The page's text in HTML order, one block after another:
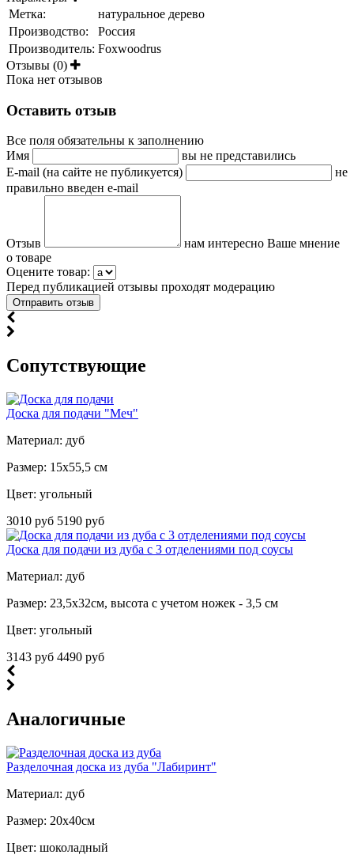
Метка:
натуральное дерево
Производство:
Россия
Производитель: Foxwoodrus
Отзывы (0)
Пока нет отзывов
Оставить отзыв
Все поля обязательны к заполнению
Имя
вы не представились
E-mail (на сайте не публикуется)
не
правильно введен e-mail
Отзыв
нам интересно Ваше мнение
о товаре
Оцените товар:
Перед публикацией отзывы проходят модерацию
Cопутствующие
Доска для подачи "Меч"
Материал: дуб
Размер: 15х55,5 см
Цвет: угольный
3010 руб 5190 руб
Доска для подачи из дуба с 3 отделениями под соусы
Материал: дуб
Размер: 23,5х32см, высота с учетом ножек - 3,5 см
Цвет: угольный
3143 руб 4490 руб
Аналогичные
Разделочная доска из дуба "Лабиринт"
Материал: дуб
Размер: 20х40см
Цвет: шоколадный